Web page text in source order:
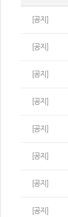
[공지]
[공지]
[공지]
[공지]
[공지]
[공지]
[공지]
[공지]